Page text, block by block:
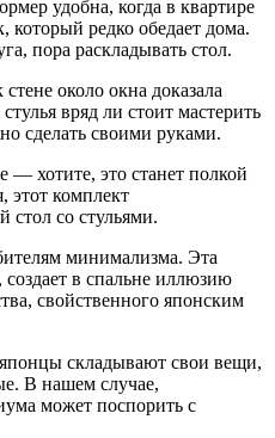
удобна, когда в квартире
который редко обедает дома.
пора раскладывать стол.
около окна доказала
вряд ли стоит мастерить
сделать своими руками.
— хотите, это станет полкой
этот комплект
стол со стульями.
минимализма. Эта
в спальне иллюзию
свойственного японским
японцы складывают свои вещи,
В нашем случае,
может поспорить с